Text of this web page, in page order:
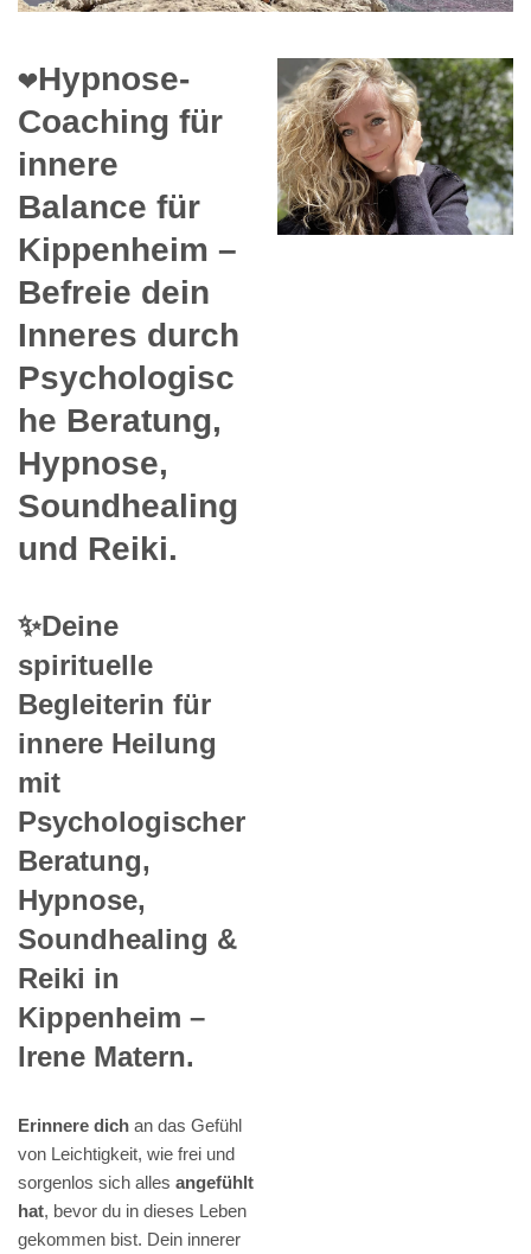
❤️Hypnose-
Coaching für
innere
Balance für
Kippenheim –
Befreie dein
Inneres durch
Psychologisc
he Beratung,
Hypnose,
Soundhealing
und Reiki.
✨Deine
spirituelle
Begleiterin für
innere Heilung
mit
Psychologischer
Beratung,
Hypnose,
Soundhealing &
Reiki in
Kippenheim –
Irene Matern.
Erinnere dich an das Gefühl
von Leichtigkeit, wie frei und
sorgenlos sich alles angefühlt
hat, bevor du in dieses Leben
gekommen bist. Dein innerer